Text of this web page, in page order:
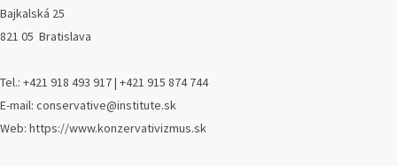
Bajkalská 25
821 05 Bratislava
Tel.: +421 918 493 917 | +421 915 874 744
E-mail: conservative@institute.sk
Web: https://www.konzervativizmus.sk